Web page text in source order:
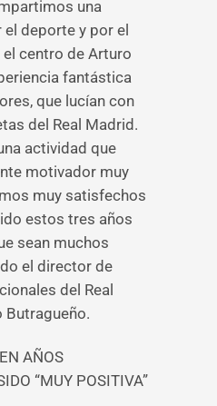
una
deporte y por el
el centro de Arturo
fantástica
que lucían con
del Real Madrid.
actividad que
motivador muy
muy satisfechos
estos tres años
sean muchos
el director de
del Real
Butragueño.
AÑOS
“MUY POSITIVA”